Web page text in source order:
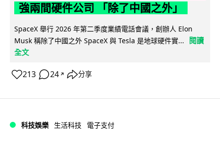
強兩間硬件公司 「除了中國之外」
SpaceX 舉行 2026 年第二季度業績電話會議，創辦人 Elon
Musk 稱除了中國之外 SpaceX 與 Tesla 是地球硬件實...
閱讀
全文
213 24 ↗ 分享
科技娛樂 生活科技 電子支付